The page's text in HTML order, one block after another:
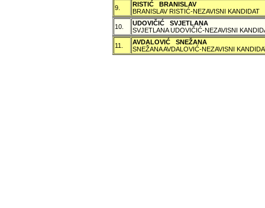
9.
RISTIĆ BRANISLAV
BRANISLAV RISTIĆ-NEZAVISNI KANDIDAT
10.
UDOVIČIĆ SVJETLANA
SVJETLANA UDOVIČIĆ-NEZAVISNI
11.
AVDALOVIĆ SNEŽANA
SNEŽANA AVDALOVIĆ-NEZAVISNI